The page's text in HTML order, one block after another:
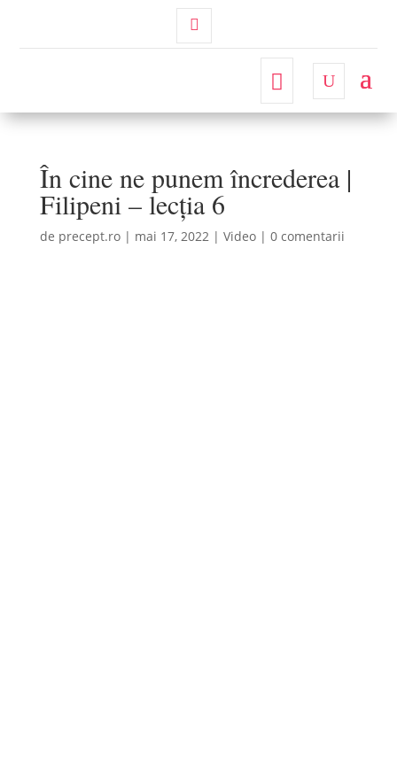
În cine ne punem încrederea |
Filipeni – lecția 6
de precept.ro| mai 17, 2022| Video| 0 comentarii